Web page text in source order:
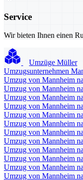
Service
Wir bieten Ihnen einen
Umzüge Müller
Umzugsunternehmen
Umzug von Mannheim
Umzug von Mannheim
Umzug von Mannheim
Umzug von Mannheim
Umzug von Mannheim
Umzug von Mannheim
Umzug von Mannheim
Umzug von Mannheim
Umzug von Mannheim
Umzug von Mannheim
Umzug von Mannheim
Umzug von Mannheim